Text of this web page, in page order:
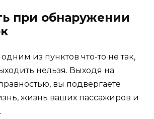
при обнаружении
из пунктов что-то не так,
нельзя. Выходя на
вы подвергаете
жизнь ваших пассажиров и